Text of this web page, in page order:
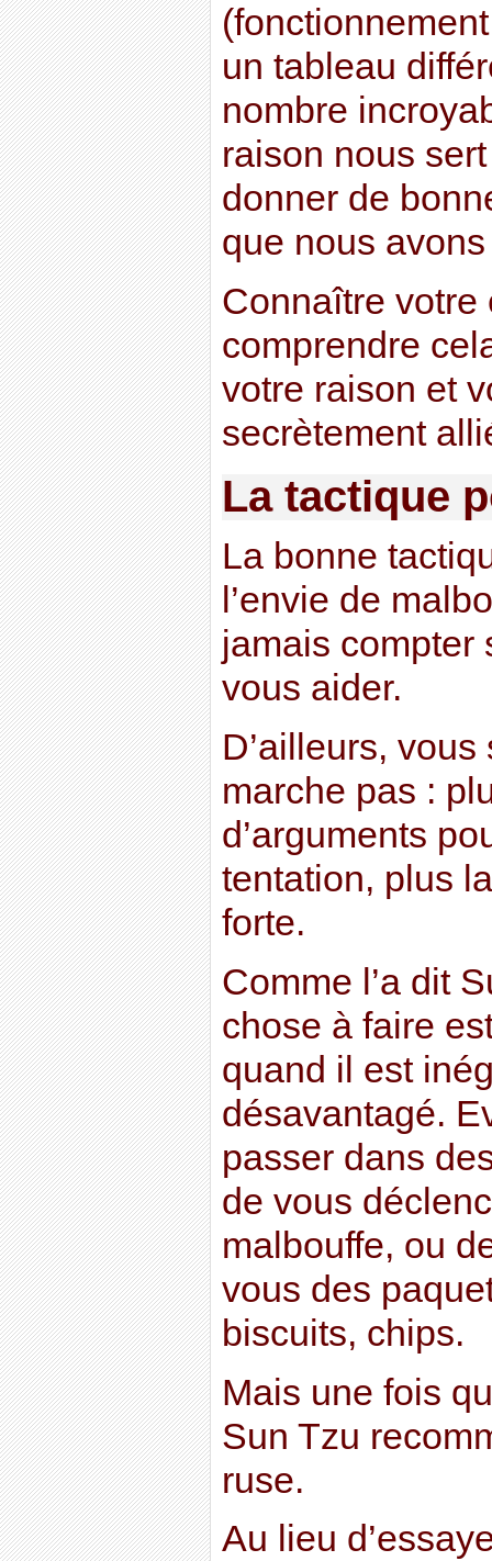
un tableau
nombre
raison nous
donner de
que nous
Connaître votre
comprendre
votre raison et
secrètement
La tactique
La bonne
l’envie de
jamais compter
vous aider.
D’ailleurs,
marche pas :
d’arguments
tentation, plus
forte.
Comme l’a dit
chose à faire
quand il est
désavantagé.
passer dans
de vous
malbouffe, ou
vous des
biscuits, chips.
Mais une fois
Sun Tzu
ruse.
Au lieu